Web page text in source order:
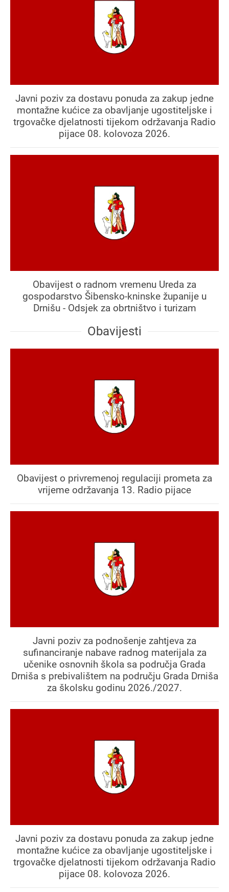
Javni poziv za dostavu ponuda za zakup jedne
montažne kućice za obavljanje ugostiteljske i
trgovačke djelatnosti tijekom održavanja Radio
pijace 08. kolovoza 2026.
Obavijest o radnom vremenu Ureda za
gospodarstvo Šibensko-kninske županije u
Drnišu - Odsjek za obrtništvo i turizam
Obavijesti
Obavijest o privremenoj regulaciji prometa za
vrijeme održavanja 13. Radio pijace
Javni poziv za podnošenje zahtjeva za
sufinanciranje nabave radnog materijala za
učenike osnovnih škola sa područja Grada
Drniša s prebivalištem na području Grada Drniša
za školsku godinu 2026./2027.
Javni poziv za dostavu ponuda za zakup jedne
montažne kućice za obavljanje ugostiteljske i
trgovačke djelatnosti tijekom održavanja Radio
pijace 08. kolovoza 2026.